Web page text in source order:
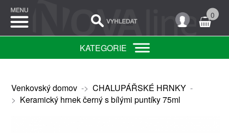
0
KATEGORIE
Venkovský domov-> CHALUPÁŘSKÉ HRNKY-
> Keramický hrnek černý s bílými puntíky 75ml